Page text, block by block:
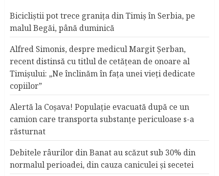
Bicicliştii pot trece graniţa din Timiş în Serbia, pe
malul Begăi, până duminică
Alfred Simonis, despre medicul Margit Şerban,
recent distinsă cu titlul de cetățean de onoare al
Timişului: „Ne înclinăm în fața unei vieți dedicate
copiilor”
Alertă la Coşava! Populaţie evacuată după ce un
camion care transporta substanţe periculoase s-a
răsturnat
Debitele râurilor din Banat au scăzut sub 30% din
normalul perioadei, din cauza caniculei şi secetei